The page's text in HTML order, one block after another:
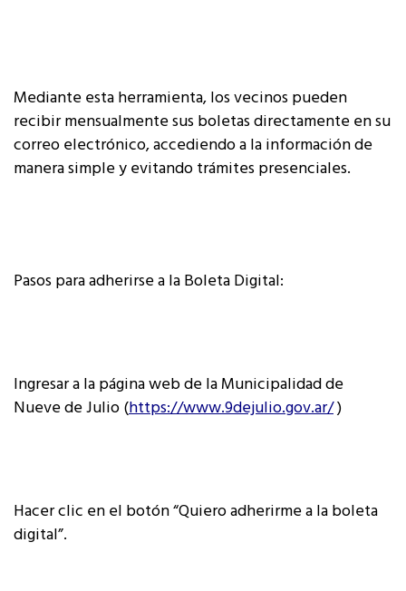
Mediante esta herramienta, los vecinos pueden
recibir mensualmente sus boletas directamente en su
correo electrónico, accediendo a la información de
manera simple y evitando trámites presenciales.
Pasos para adherirse a la Boleta Digital:
Ingresar a la página web de la Municipalidad de
Nueve de Julio (https://www.9dejulio.gov.ar/)
Hacer clic en el botón “Quiero adherirme a la boleta
digital”.